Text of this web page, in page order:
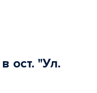
ост. "Ул.